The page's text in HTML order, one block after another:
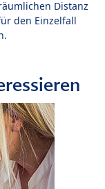
Distanz
den Einzelfall